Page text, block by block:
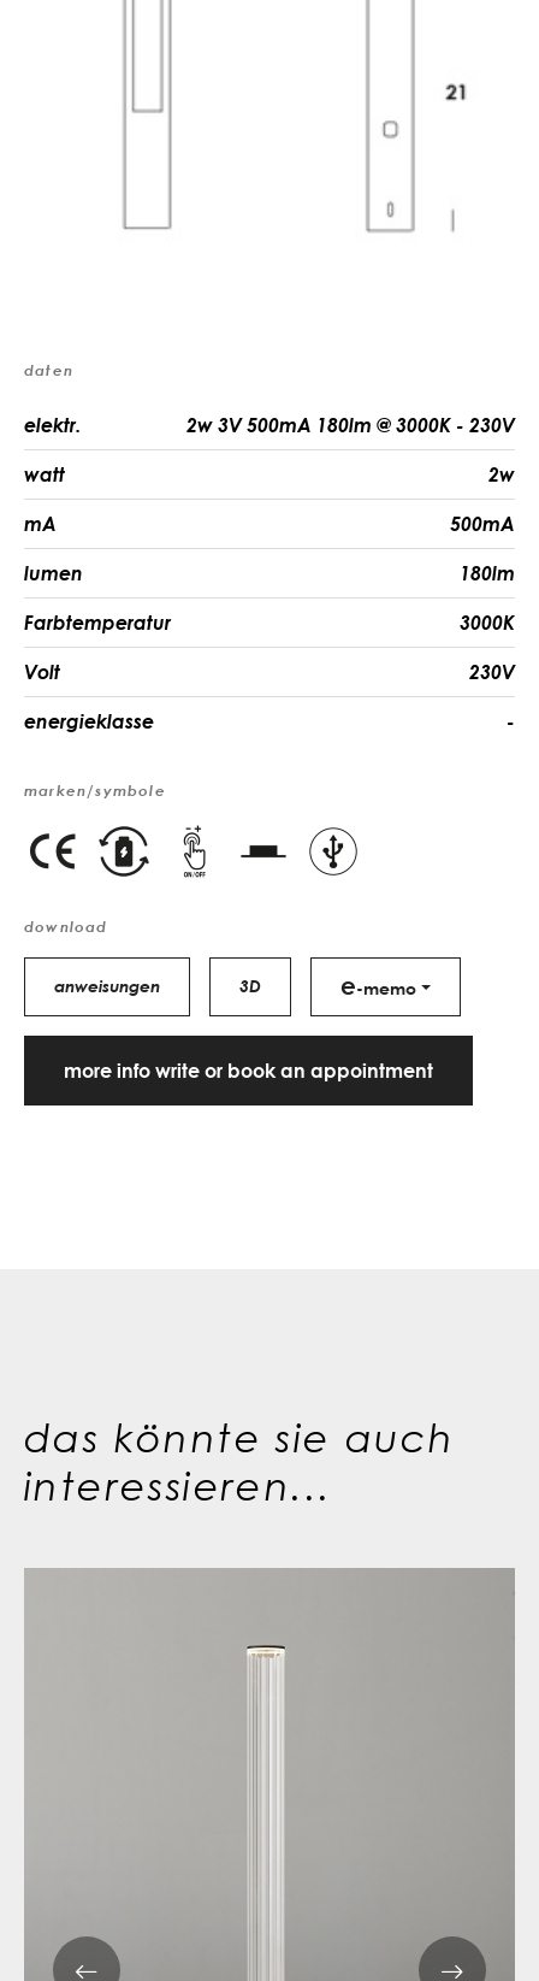
daten
elektr. 2w 3V 500mA 180lm @ 3000K - 230V
watt 2w
mA 500mA
lumen 180lm
Farbtemperatur 3000K
Volt 230V
energieklasse -
marken/symbole
download
anweisungen 3D e-memo
more info write or book an appointment
das könnte sie auch
interessieren...